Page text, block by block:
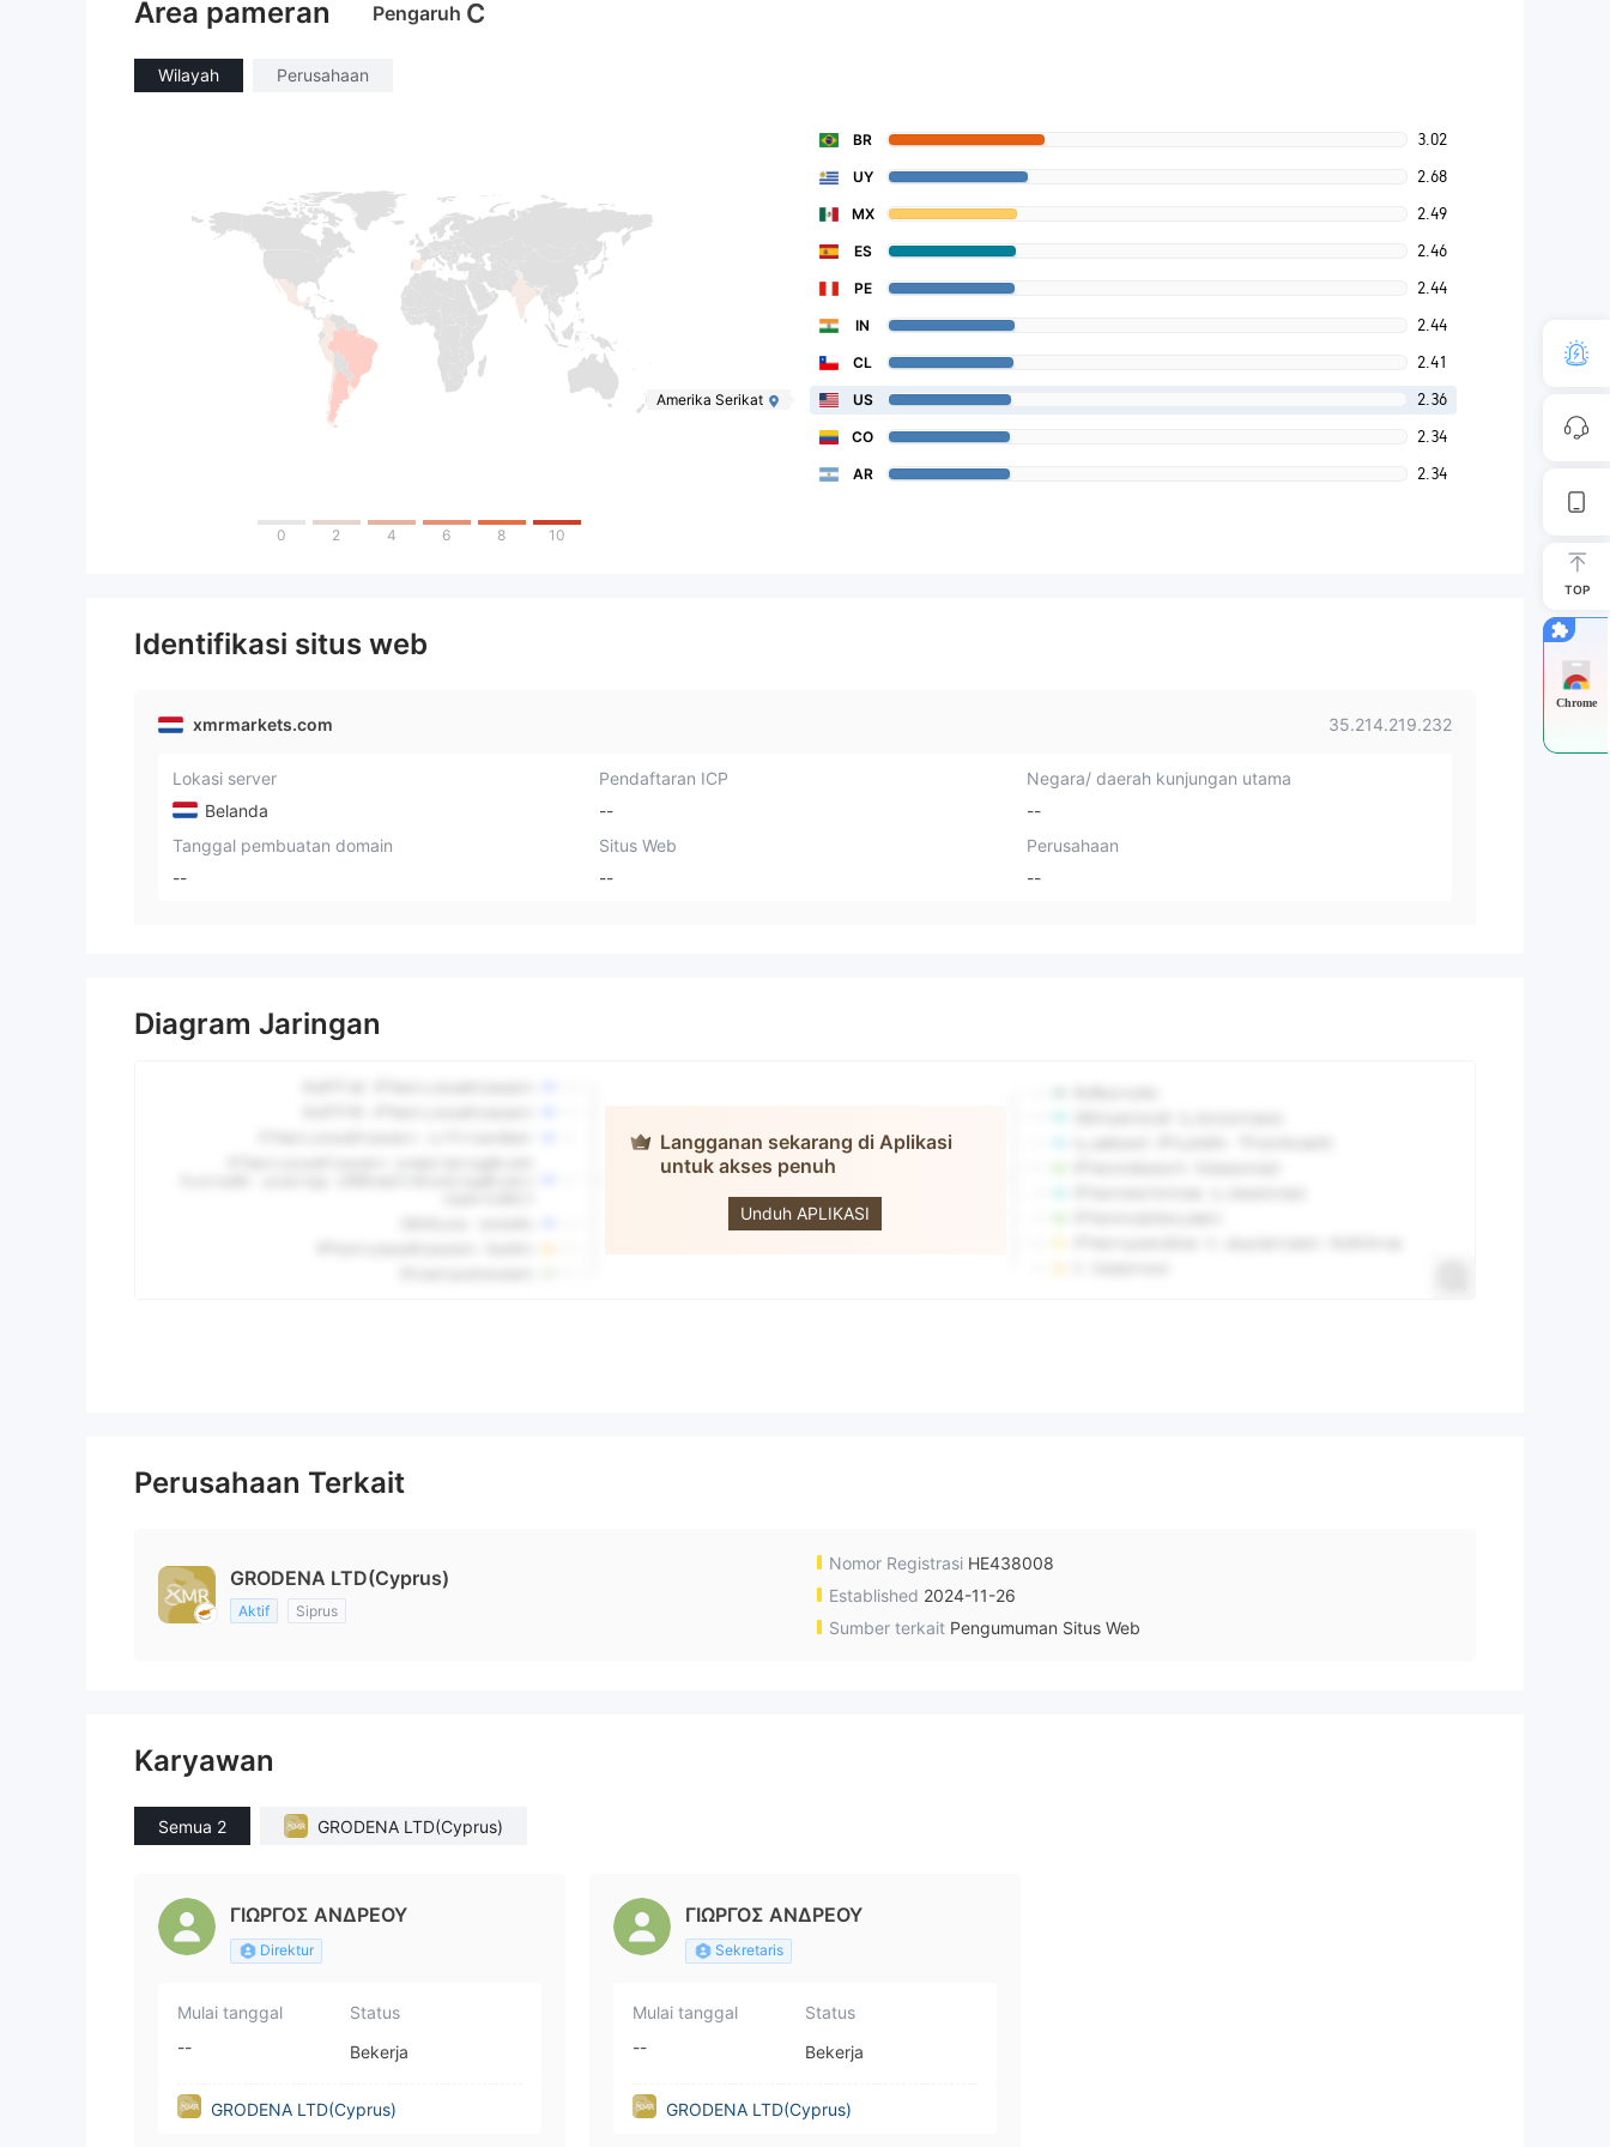
Area pameran Pengaruh C
Wilayah Perusahaan
0 2 4 6 8 10
BR 3.02
UY 2.68
MX 2.49
ES 2.46
PE 2.44
IN 2.44
CL 2.41
Amerika Serikat US 2.36
CO 2.34
AR 2.34
Identifikasi situs web
xmrmarkets.com 35.214.219.232
Lokasi server
Belanda
Pendaftaran ICP
--
Negara/ daerah kunjungan utama
--
Tanggal pembuatan domain
--
Situs Web
--
Perusahaan
--
Diagram Jaringan
Langganan sekarang di Aplikasi
untuk akses penuh
Unduh APLIKASI
XMR MARKETS
Perusahaan Terkait
GRODENA LTD(Cyprus)
Aktif Siprus
Nomor Registrasi HE438008
Established 2024-11-26
Sumber terkait Pengumuman Situs Web
Karyawan
Semua 2 GRODENA LTD(Cyprus)
ΓΙΩΡΓΟΣ ΑΝΔΡΕΟΥ
Direktur
Mulai tanggal
--
Status
Bekerja
GRODENA LTD(Cyprus)
ΓΙΩΡΓΟΣ ΑΝΔΡΕΟΥ
Sekretaris
Mulai tanggal
--
Status
Bekerja
GRODENA LTD(Cyprus)
TOP
Chrome